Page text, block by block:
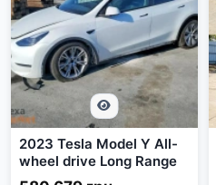
2023 Tesla Model Y All-
wheel drive Long Range